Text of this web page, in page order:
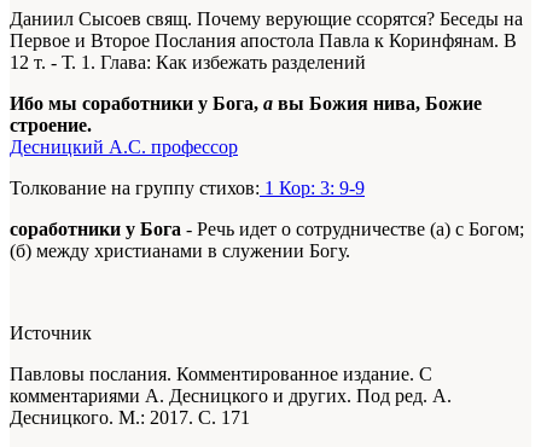
Даниил Сысоев свящ. Почему верующие ссорятся? Беседы на
Первое и Второе Послания апостола Павла к Коринфянам. В
12 т. - Т. 1. Глава: Как избежать разделений
Ибо мы соработники у Бога, а вы Божия нива, Божие
строение.
Десницкий А.С. профессор
Толкование на группу стихов: 1 Кор: 3: 9-9
соработники у Бога - Речь идет о сотрудничестве (а) с Богом;
(б) между христианами в служении Богу.
Источник
Павловы послания. Комментированное издание. С
комментариями А. Десницкого и других. Под ред. А.
Десницкого. М.: 2017. С. 171